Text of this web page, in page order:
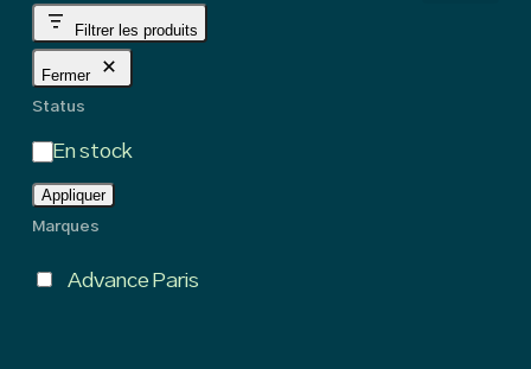
Filtrer les produits
Fermer
Status
ÉtatEn stock
Appliquer
Marques
Advance Paris